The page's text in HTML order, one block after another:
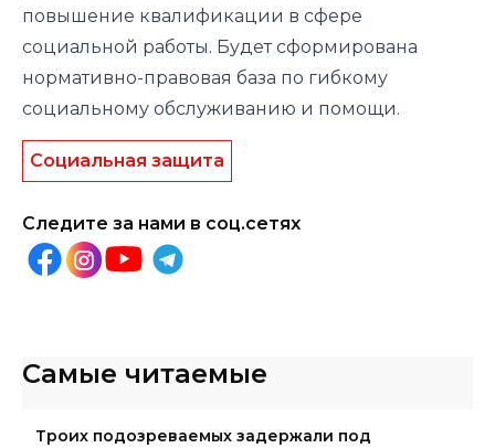
повышение квалификации в сфере
социальной работы. Будет сформирована
нормативно-правовая база по гибкому
социальному обслуживанию и помощи.
Социальная защита
Следите за нами в соц.сетях
Самые читаемые
Троих подозреваемых задержали под